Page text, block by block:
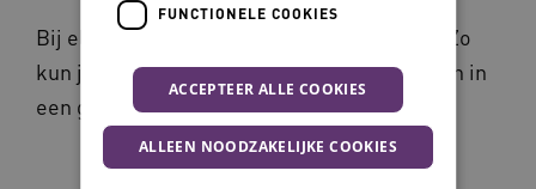
Bij elk evaluatiemoment scoor je opnieuw. Zo
kun je het verloop volgen zoals weergegeven in
een grafiek.
FUNCTIONELE COOKIES
ACCEPTEER ALLE COOKIES
ALLEEN NOODZAKELIJKE COOKIES